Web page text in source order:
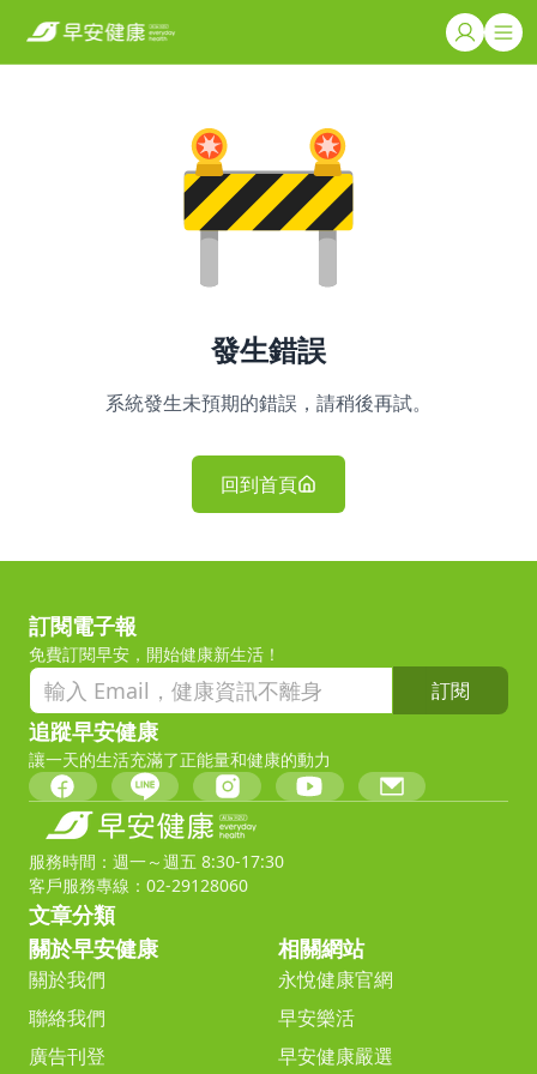
發生錯誤
系統發生未預期的錯誤，請稍後再試。
回到首頁
訂閱電子報
免費訂閱早安，開始健康新生活！
訂閱
追蹤早安健康
讓一天的生活充滿了正能量和健康的動力
服務時間：週一～週五 8:30-17:30
客戶服務專線：02-29128060
文章分類
關於早安健康
關於我們
聯絡我們
廣告刊登
相關網站
永悅健康官網
早安樂活
早安健康嚴選